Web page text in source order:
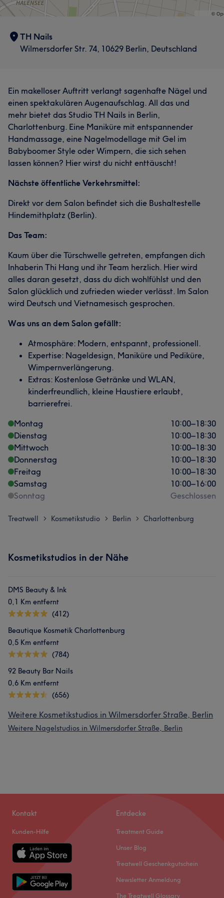
TH Nails
Wilmersdorfer Str. 74, 10629 Berlin, Deutschland
Ein makelloser Auftritt verlangt sagenhafte Nägel und
einen spektakulären Augenaufschlag. All das und
mehr bietet das Studio TH Nails in Berlin,
Charlottenburg. Eine Maniküre mit entspannender
Handmassage, eine Nagelmodellage mit Gel im
Babyboomer Style oder Wimpern, die sich sehen
lassen können? Hier wirst du nicht enttäuscht!
Nächste öffentliche Verkehrsmittel:
Direkt vor dem Salon befindet sich die Bushaltestelle
Hindemithplatz (Berlin).
Das Team:
Kaum über die Türschwelle getreten, empfangen dich
Inhaberin Thi Hang und ihr Team herzlich. Hier wird
alles daran gesetzt, dass du dich wohlfühlst und den
Salon glücklich und zufrieden wieder verlässt. Im Salon
wird Deutsch und Vietnamesisch gesprochen.
Was uns an dem Salon gefällt:
Atmosphäre: Modern, entspannt, professionell.
Expertise: Nageldesign, Maniküre und Pediküre,
Wimpernverlängerung.
Extras: Kostenlose Getränke und WLAN,
kinderfreundlich, kleine Haustiere erlaubt,
barrierefrei.
Montag
10:00–18:30
Dienstag
10:00–18:30
Mittwoch
10:00–18:30
Donnerstag
10:00–18:30
Freitag
10:00–18:30
Samstag
10:00–16:00
Sonntag
Geschlossen
Treatwell > Kosmetikstudio > Berlin > Charlottenburg
Kosmetikstudios in der Nähe
DMS Beauty & Ink
0,1 Km entfernt
(412)
Beautique Kosmetik Charlottenburg
0,5 Km entfernt
(784)
92 Beauty Bar Nails
0,6 Km entfernt
(656)
Weitere Kosmetikstudios in Wilmersdorfer Straße, Berlin
Weitere Nagelstudios in Wilmersdorfer Straße, Berlin
Kontakt
Kunden-Hilfe
Entdecke
Treatment Guide
Unser Blog
Treatwell Geschenkgutschein
Newsletter Anmeldung
The Treatwell Glossary